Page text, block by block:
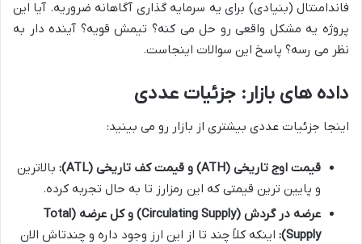
فاندامنتال (بنیادی) برای یه سرمایه گذاری آگاهانه ضروریه. آیا این
پروژه یه مشکل واقعی رو حل می کنه؟ تیمش قویه؟ آینده دار به
نظر می رسه؟ پاسخ این سوالات اینجاست.
داده های بازار: جزئیات عددی
اینجا جزئیات عددی بیشتری از بازار رو می بینید:
قیمت اوج تاریخی (ATH) و قیمت کف تاریخی (ATL):
بالاترین
و پایین ترین قیمتی که این رمزارز تا به حال تجربه کرده.
عرضه در گردش (Circulating Supply) و کل عرضه (Total
Supply):
اینکه کلاً چند تا از این ارز وجود داره و چندتاش الان